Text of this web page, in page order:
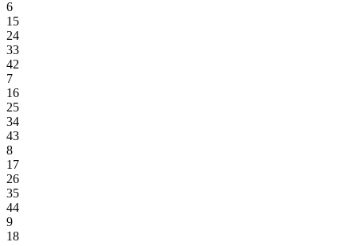
6
15
24
33
42
7
16
25
34
43
8
17
26
35
44
9
18